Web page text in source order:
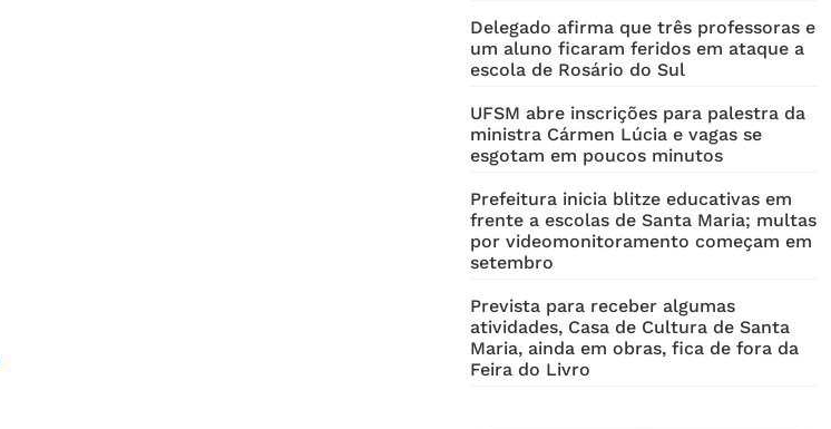
Delegado afirma que três professoras e
um aluno ficaram feridos em ataque a
escola de Rosário do Sul
UFSM abre inscrições para palestra da
ministra Cármen Lúcia e vagas se
esgotam em poucos minutos
Prefeitura inicia blitze educativas em
frente a escolas de Santa Maria; multas
por videomonitoramento começam em
setembro
Prevista para receber algumas
atividades, Casa de Cultura de Santa
Maria, ainda em obras, fica de fora da
Feira do Livro